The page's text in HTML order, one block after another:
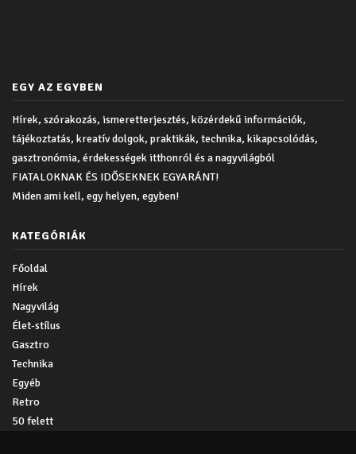
EGY AZ EGYBEN
Hírek, szórakozás, ismeretterjesztés, közérdekű információk,
tájékoztatás, kreatív dolgok, praktikák, technika, kikapcsolódás,
gasztronómia, érdekességek itthonról és a nagyvilágból
FIATALOKNAK ÉS IDŐSEKNEK EGYARÁNT!
Miden ami kell, egy helyen, egyben!
KATEGÓRIÁK
Főoldal
Hírek
Nagyvilág
Élet-stílus
Gasztro
Technika
Egyéb
Retro
50 felett